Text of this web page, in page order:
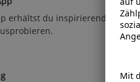
erhältst du inspirierende